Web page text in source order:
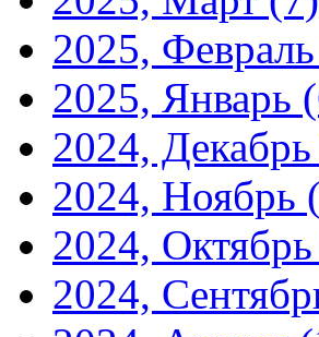
2025, Февраль
2025, Январь
2024, Декабрь
2024, Ноябрь
2024, Октябрь
2024,